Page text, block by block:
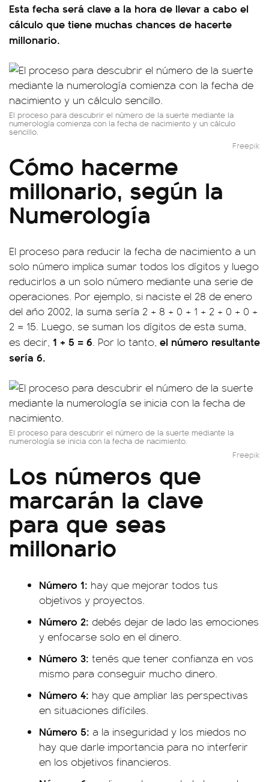
Esta fecha será clave a la hora de llevar a cabo el
cálculo que tiene muchas chances de hacerte
millonario.
El proceso para descubrir el número de la suerte mediante la
numerología comienza con la fecha de nacimiento y un cálculo
sencillo.
Freepik
Cómo hacerme
millonario, según la
Numerología
El proceso para reducir la fecha de nacimiento a un
solo número implica sumar todos los dígitos y luego
reducirlos a un solo número mediante una serie de
operaciones. Por ejemplo, si naciste el 28 de enero
del año 2002, la suma sería 2 + 8 + 0 + 1 + 2 + 0 + 0 +
2 = 15. Luego, se suman los dígitos de esta suma,
es decir, 1 + 5 = 6. Por lo tanto, el número resultante
sería 6.
El proceso para descubrir el número de la suerte mediante la
numerología se inicia con la fecha de nacimiento.
Freepik
Los números que
marcarán la clave
para que seas
millonario
Número 1: hay que mejorar todos tus
objetivos y proyectos.
Número 2: debés dejar de lado las emociones
y enfocarse solo en el dinero.
Número 3: tenés que tener confianza en vos
mismo para conseguir mucho dinero.
Número 4: hay que ampliar las perspectivas
en situaciones difíciles.
Número 5: a la inseguridad y los miedos no
hay que darle importancia para no interferir
en los objetivos financieros.